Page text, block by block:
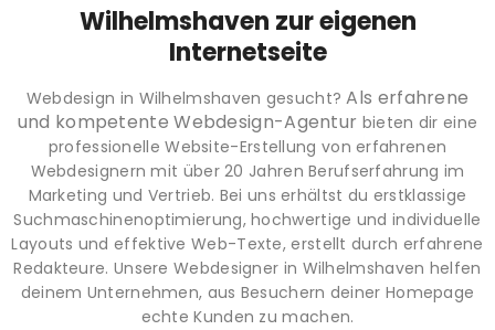
Wilhelmshaven zur eigenen
Internetseite
Webdesign in Wilhelmshaven gesucht?Als erfahrene
und kompetente Webdesign-Agentur bieten dir eine
professionelle Website-Erstellung von erfahrenen
Webdesignern mit über 20 Jahren Berufserfahrung im
Marketing und Vertrieb. Bei uns erhältst du erstklassige
Suchmaschinenoptimierung, hochwertige und individuelle
Layouts und effektive Web-Texte, erstellt durch erfahrene
Redakteure. Unsere Webdesigner in Wilhelmshaven helfen
deinem Unternehmen, aus Besuchern deiner Homepage
echte Kunden zu machen.